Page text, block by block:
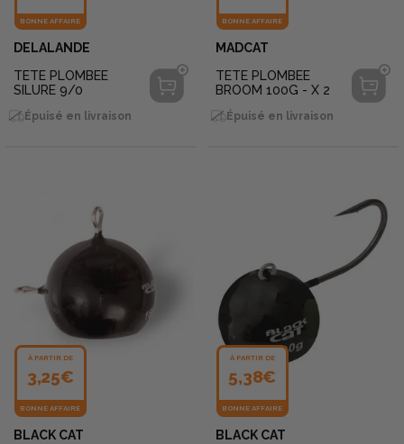
BONNE AFFAIRE
DELALANDE
TETE PLOMBEE
SILURE 9/0
Épuisé en livraison
BONNE AFFAIRE
MADCAT
TETE PLOMBEE
BROOM 100G - X 2
Épuisé en livraison
À PARTIR DE
3,25€
BONNE AFFAIRE
BLACK CAT
À PARTIR DE
5,38€
BONNE AFFAIRE
BLACK CAT